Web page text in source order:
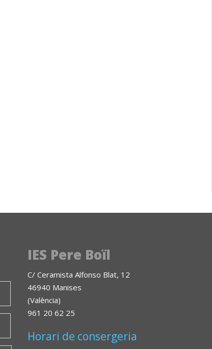
IES Pere Boïl
C/ Ceramista Alfonso Blat, 12
46940 Manises
(València)
961 20 62 25
Horari de consergeria